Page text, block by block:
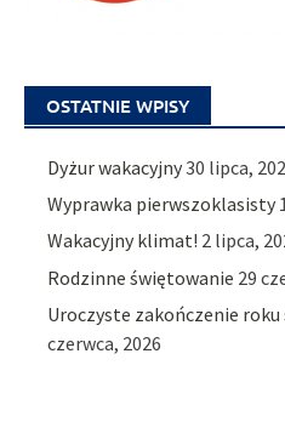
OSTATNIE WPISY
Dyżur wakacyjny30 lipca,
Wyprawka pierwszoklasisty
Wakacyjny klimat! 2 lipca,
Rodzinne świętowanie 29
Uroczyste zakończenie
czerwca, 2026